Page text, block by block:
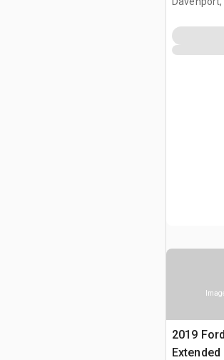
2019